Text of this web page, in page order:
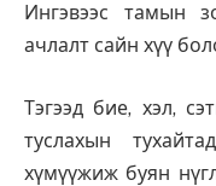
Ингэвээс тамын
ачлалт сайн хүү
Тэгээд бие, хэл,
туслахын
хүмүүжиж буян